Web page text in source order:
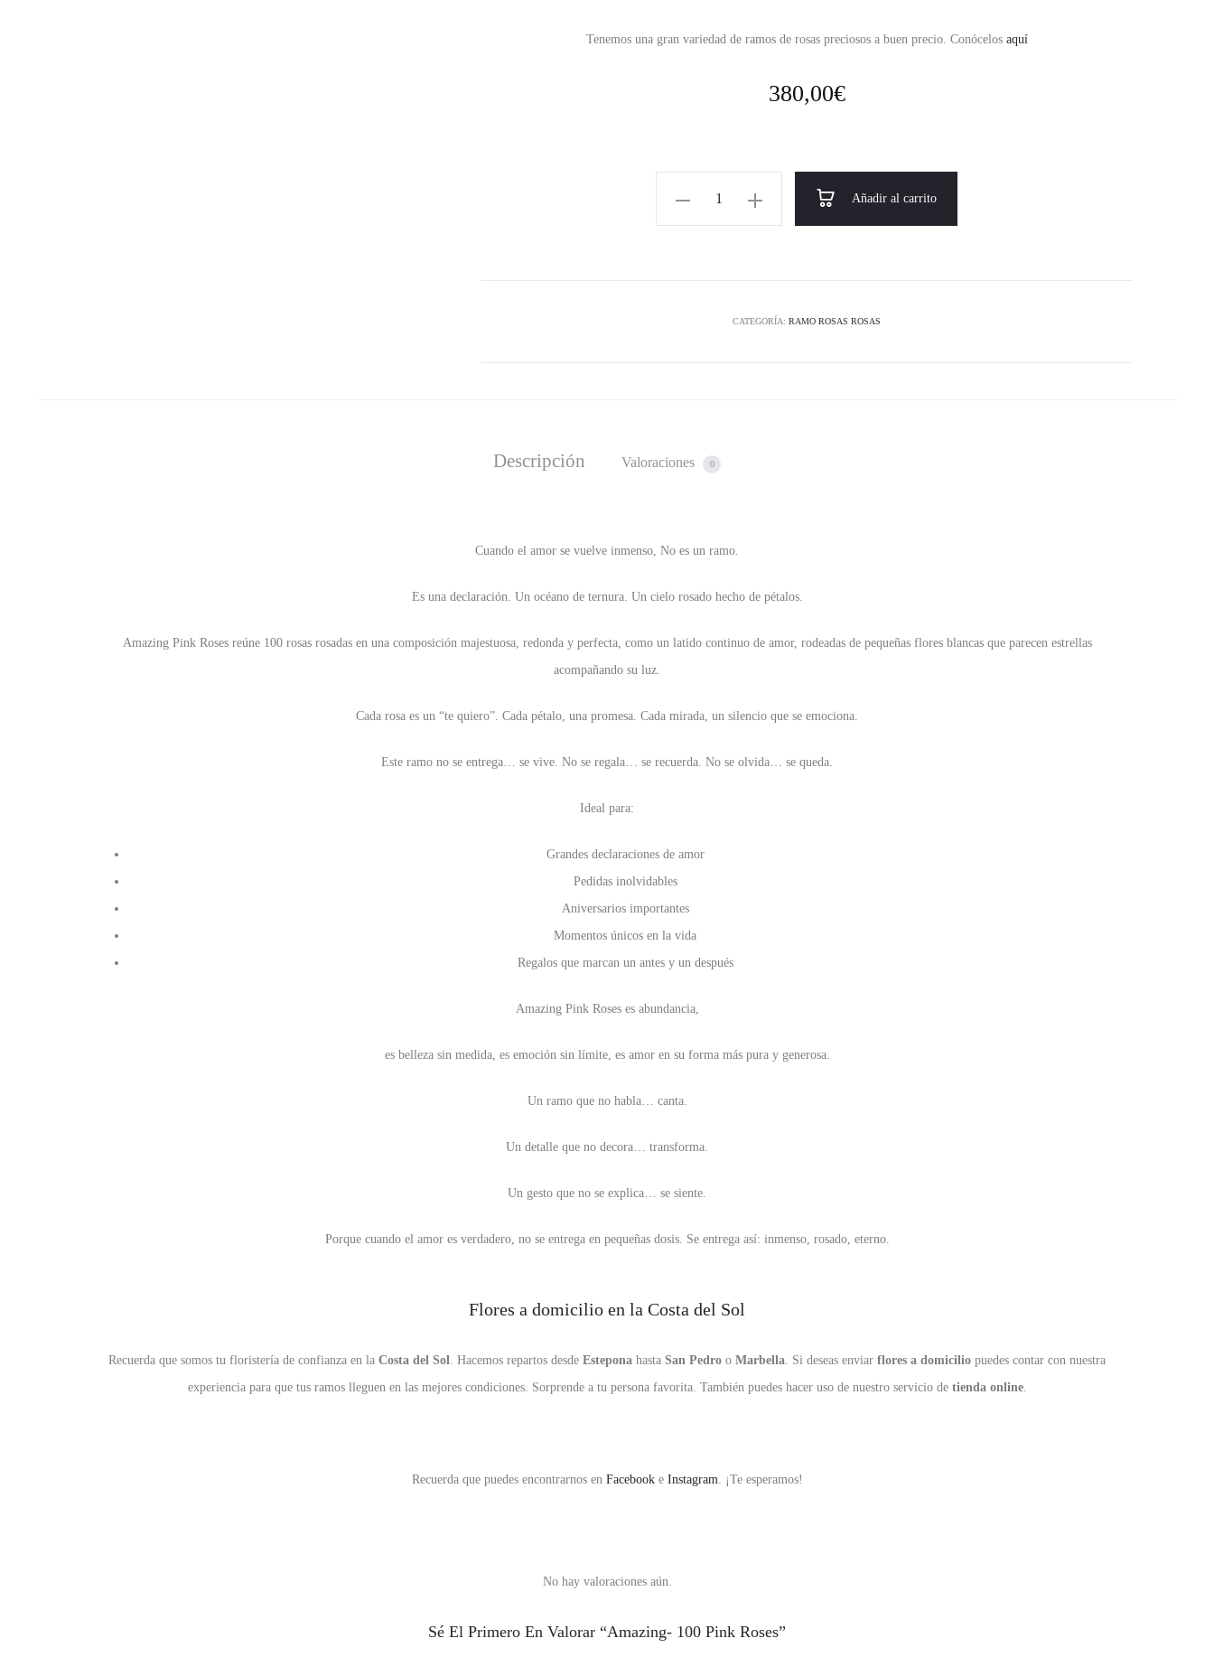
Tenemos una gran variedad de ramos de rosas preciosos a buen precio. Conócelos aquí
380,00€
Añadir al carrito
CATEGORÍA:RAMO ROSAS ROSAS
Descripción Valoraciones 0
Cuando el amor se vuelve inmenso, No es un ramo.
Es una declaración. Un océano de ternura. Un cielo rosado hecho de pétalos.
Amazing Pink Roses reúne 100 rosas rosadas en una composición majestuosa, redonda y perfecta, como un latido continuo de amor, rodeadas de pequeñas flores blancas que parecen estrellas
acompañando su luz.
Cada rosa es un “te quiero”. Cada pétalo, una promesa. Cada mirada, un silencio que se emociona.
Este ramo no se entrega… se vive. No se regala… se recuerda. No se olvida… se queda.
Ideal para:
Grandes declaraciones de amor
Pedidas inolvidables
Aniversarios importantes
Momentos únicos en la vida
Regalos que marcan un antes y un después
Amazing Pink Roses es abundancia,
es belleza sin medida, es emoción sin límite, es amor en su forma más pura y generosa.
Un ramo que no habla… canta.
Un detalle que no decora… transforma.
Un gesto que no se explica… se siente.
Porque cuando el amor es verdadero, no se entrega en pequeñas dosis. Se entrega así: inmenso, rosado, eterno.
Flores a domicilio en la Costa del Sol
Recuerda que somos tu floristería de confianza en la Costa del Sol . Hacemos repartos desde Estepona hasta San Pedro o Marbella . Si deseas enviar flores a domicilio puedes contar con nuestra
experiencia para que tus ramos lleguen en las mejores condiciones. Sorprende a tu persona favorita. También puedes hacer uso de nuestro servicio de tienda online.
Recuerda que puedes encontrarnos en Facebooke Instagram . ¡Te esperamos!
No hay valoraciones aún.
Sé El Primero En Valorar “Amazing- 100 Pink Roses”